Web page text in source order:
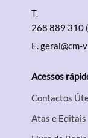
T.
268 889 310
E.geral@cm-
Acessos
Contactos
Atas e Editais